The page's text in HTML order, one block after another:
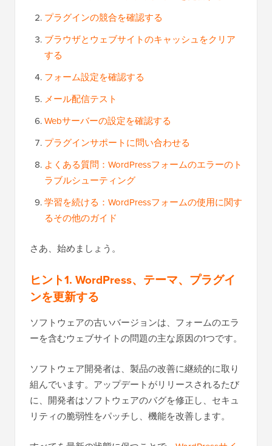
プラグインの競合を確認する
ブラウザとウェブサイトのキャッシュをクリア
する
フォーム設定を確認する
メール配信テスト
Webサーバーの設定を確認する
プラグインサポートに問い合わせる
よくある質問：WordPressフォームのエラーのト
ラブルシューティング
学習を続ける：WordPressフォームの使用に関す
るその他のガイド
さあ、始めましょう。
ヒント1. WordPress、テーマ、プラグイ
ンを更新する
ソフトウェアの古いバージョンは、フォームのエラ
ーを含むウェブサイトの問題の主な原因の1つです。
ソフトウェア開発者は、製品の改善に継続的に取り
組んでいます。アップデートがリリースされるたび
に、開発者はソフトウェアのバグを修正し、セキュ
リティの脆弱性をパッチし、機能を改善します。